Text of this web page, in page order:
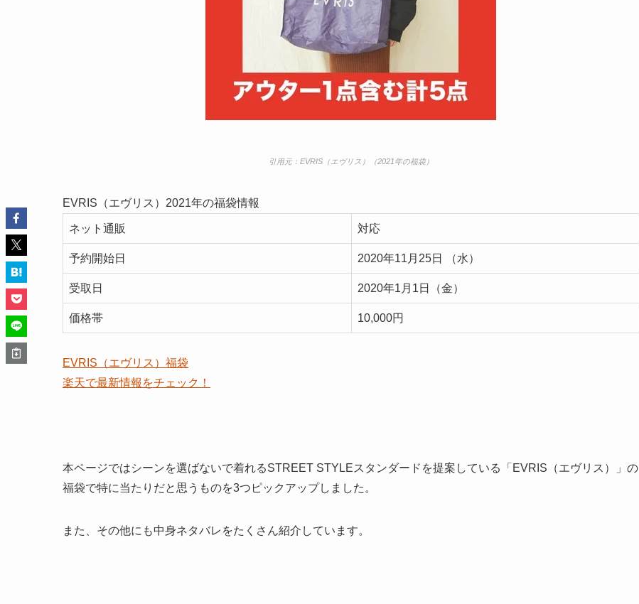
引用元： EVRIS（エヴリス） （2021年の福袋）
EVRIS（エヴリス）2021年の福袋情報
ネット通販 対応
予約開始日 2020年11月25日 （水）
受取日 2020年1月1日（金）
価格帯 10,000円
EVRIS（エヴリス）福袋
楽天で最新情報をチェック！
本ページではシーンを選ばないで着れるSTREET STYLEスタンダードを提案している「EVRIS（エヴリス）」の
福袋で特に当たりだと思うものを3つピックアップしました。
また、その他にも中身ネタバレをたくさん紹介 しています。